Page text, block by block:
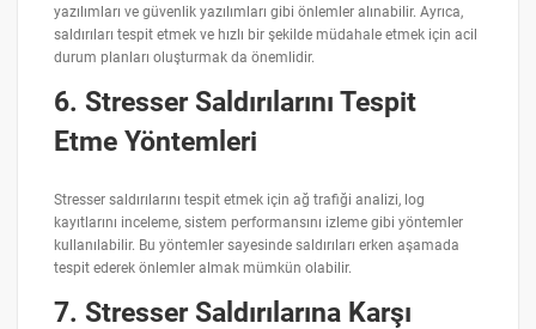
yazılımları ve güvenlik yazılımları gibi önlemler alınabilir. Ayrıca,
saldırıları tespit etmek ve hızlı bir şekilde müdahale etmek için acil
durum planları oluşturmak da önemlidir.
6. Stresser Saldırılarını Tespit
Etme Yöntemleri
Stresser saldırılarını tespit etmek için ağ trafiği analizi, log
kayıtlarını inceleme, sistem performansını izleme gibi yöntemler
kullanılabilir. Bu yöntemler sayesinde saldırıları erken aşamada
tespit ederek önlemler almak mümkün olabilir.
7. Stresser Saldırılarına Karşı